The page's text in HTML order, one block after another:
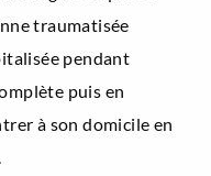
traumatisée
pendant
puis en
à son domicile en